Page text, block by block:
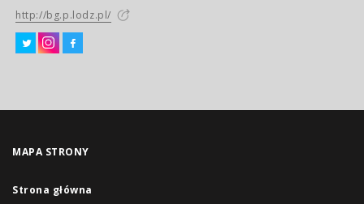
http://bg.p.lodz.pl/
MAPA STRONY
Strona główna